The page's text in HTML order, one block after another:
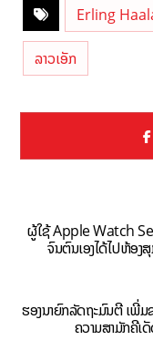
Erling
ລາວເອັກ
ຜູ້ໃຊ້ Apple Watch
ຈົນຕົນເອງໄດ້ໄປຫ້ອ
ຮອງນາຍົກລັດຖະມົນຕີ ເພີ່
ຄວາມສາມັກຄີເ